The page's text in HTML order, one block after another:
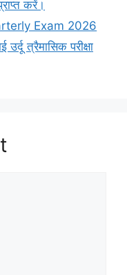
करें।
Exam 2026
त्रैमासिक परीक्षा